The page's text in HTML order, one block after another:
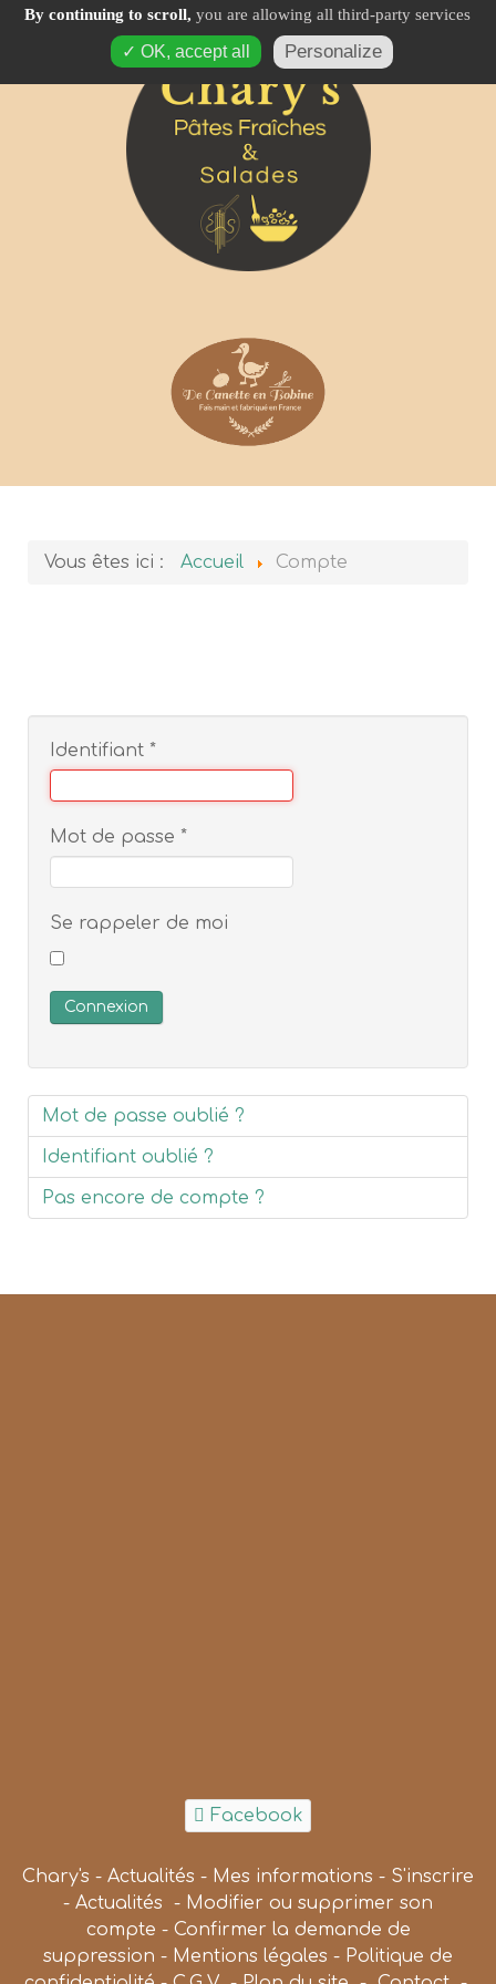
Vous êtes ici : Accueil Compte
Identifiant *
Mot de passe *
Se rappeler de moi
Connexion
Mot de passe oublié ?
Identifiant oublié ?
Pas encore de compte ?
Facebook
Chary's - Actualités - Mes informations - S'inscrire
- Actualités - Modifier ou supprimer son
compte - Confirmer la demande de
suppression - Mentions légales - Politique de
By continuing to scroll, you are allowing all third-party services
✓ OK, accept all Personalize